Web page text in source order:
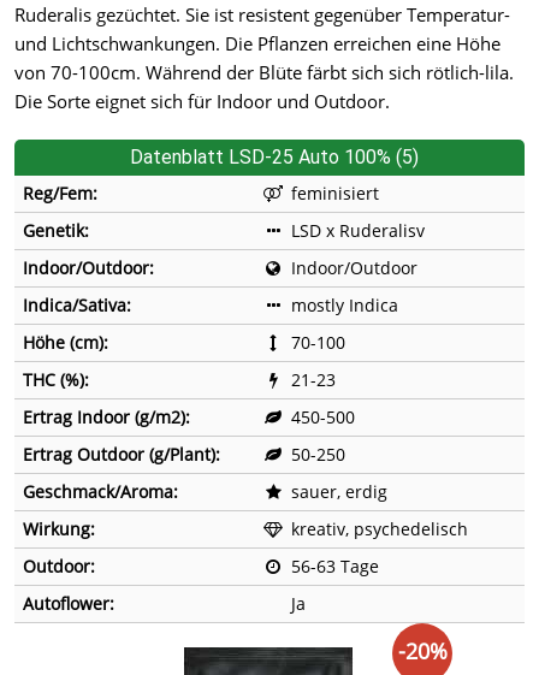
Ruderalis gezüchtet. Sie ist resistent gegenüber Temperatur-
und Lichtschwankungen. Die Pflanzen erreichen eine Höhe
von 70-100cm. Während der Blüte färbt sich sich rötlich-lila.
Die Sorte eignet sich für Indoor und Outdoor.
Datenblatt LSD-25 Auto 100% (5)
Reg/Fem:
feminisiert
Genetik:
LSD x Ruderalisv
Indoor/Outdoor:
Indoor/Outdoor
Indica/Sativa:
mostly Indica
Höhe (cm):
70-100
THC (%):
21-23
Ertrag Indoor (g/m2):
450-500
Ertrag Outdoor (g/Plant):
50-250
Geschmack/Aroma:
sauer, erdig
Wirkung:
kreativ, psychedelisch
Outdoor:
56-63 Tage
Autoflower:
Ja
-20%